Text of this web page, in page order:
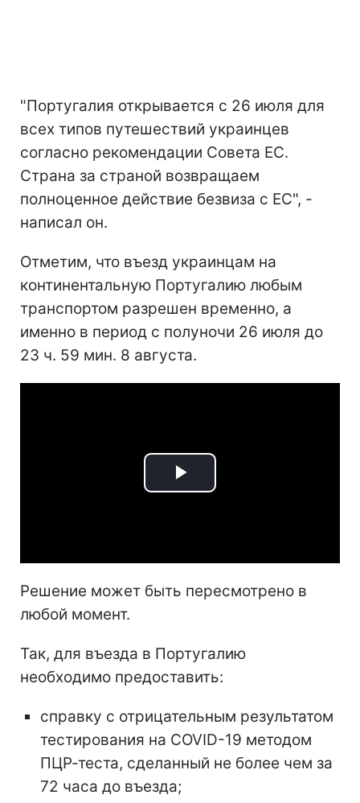
"Португалия открывается с 26 июля для
всех типов путешествий украинцев
согласно рекомендации Совета ЕС.
Страна за страной возвращаем
полноценное действие безвиза с ЕС", -
написал он.
Отметим, что въезд украинцам на
континентальную Португалию любым
транспортом разрешен временно, а
именно в период с полуночи 26 июля до
23 ч. 59 мин. 8 августа.
Play
Решение может быть пересмотрено в
любой момент.
Так, для въезда в Португалию
необходимо предоставить:
справку с отрицательным результатом
тестирования на COVID-19 методом
ПЦР-теста, сделанный не более чем за
72 часа до въезда;